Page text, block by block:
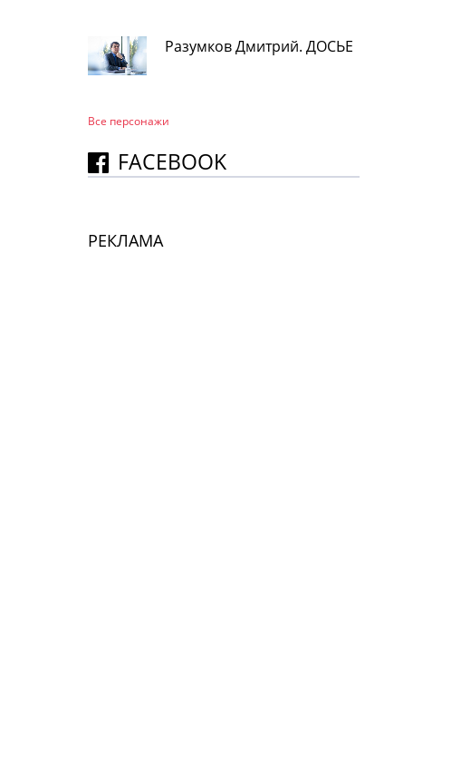
Разумков Дмитрий. ДОСЬЕ
Все персонажи
FACEBOOK
РЕКЛАМА